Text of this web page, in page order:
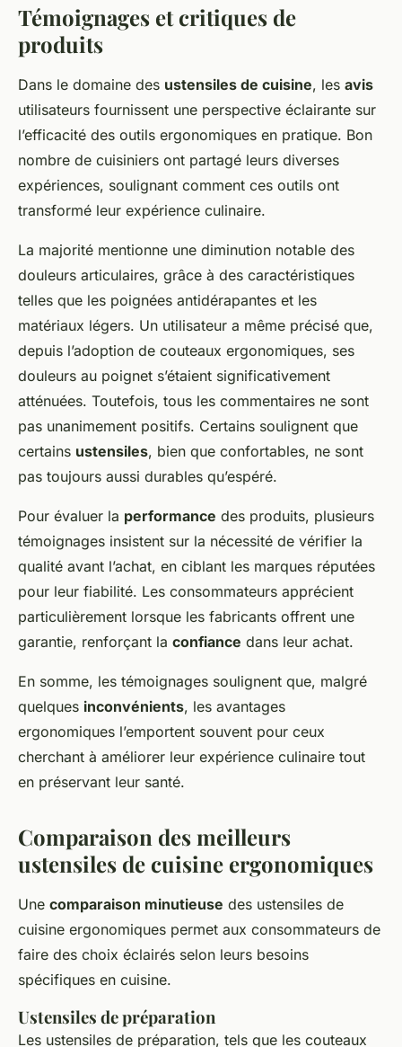
Témoignages et critiques de
produits
Dans le domaine des ustensiles de cuisine, les avis
utilisateurs fournissent une perspective éclairante sur
l’efficacité des outils ergonomiques en pratique. Bon
nombre de cuisiniers ont partagé leurs diverses
expériences, soulignant comment ces outils ont
transformé leur expérience culinaire.
La majorité mentionne une diminution notable des
douleurs articulaires, grâce à des caractéristiques
telles que les poignées antidérapantes et les
matériaux légers. Un utilisateur a même précisé que,
depuis l’adoption de couteaux ergonomiques, ses
douleurs au poignet s’étaient significativement
atténuées. Toutefois, tous les commentaires ne sont
pas unanimement positifs. Certains soulignent que
certains ustensiles, bien que confortables, ne sont
pas toujours aussi durables qu’espéré.
Pour évaluer la performance des produits, plusieurs
témoignages insistent sur la nécessité de vérifier la
qualité avant l’achat, en ciblant les marques réputées
pour leur fiabilité. Les consommateurs apprécient
particulièrement lorsque les fabricants offrent une
garantie, renforçant la confiance dans leur achat.
En somme, les témoignages soulignent que, malgré
quelques inconvénients, les avantages
ergonomiques l’emportent souvent pour ceux
cherchant à améliorer leur expérience culinaire tout
en préservant leur santé.
Comparaison des meilleurs
ustensiles de cuisine ergonomiques
Une comparaison minutieuse des ustensiles de
cuisine ergonomiques permet aux consommateurs de
faire des choix éclairés selon leurs besoins
spécifiques en cuisine.
Ustensiles de préparation
Les ustensiles de préparation, tels que les couteaux